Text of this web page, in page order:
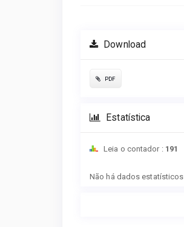
Download
PDF
Estatística
Leia o contador : 191
Não há dados estatísticos.